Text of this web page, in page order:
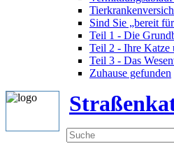
Sind Sie „bereit
Teil 1 - Die
Teil 2 - Ihre Katze
Teil 3 - Das
Zuhause gefunden